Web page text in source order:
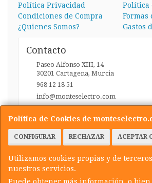
Política de Cookies de
CONFIGURAR RECHAZAR ACEPTAR
Utilizamos cookies propias y de
nuestros servicios.
Política Privacidad
Política
Condiciones de Compra
Formas
¿Quienes Somos?
Gastos
Contacto
Paseo Alfonso XIII, 14
30201 Cartagena, Murcia
968 12 18 51
info@monteselectro.com
Horario
Lunes a Viernes: 09:45-14:00 y 17:00-
09:45-14:00